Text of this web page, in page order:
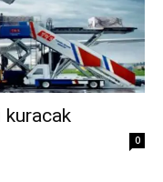
kuracak
0